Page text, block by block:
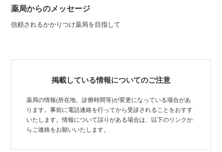
薬局からのメッセージ
信頼されるかかりつけ薬局を目指して
掲載している情報についてのご注意
薬局の情報(所在地、診療時間等)が変更になっている場合があ
ります。事前に電話連絡を行ってから受診されることをおすす
いたします。情報について誤りがある場合は、以下のリンクか
らご連絡をお願いいたします。